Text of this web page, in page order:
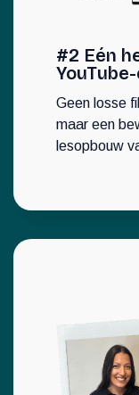
#2 Eén
Geen losse
maar een
lesopbouw